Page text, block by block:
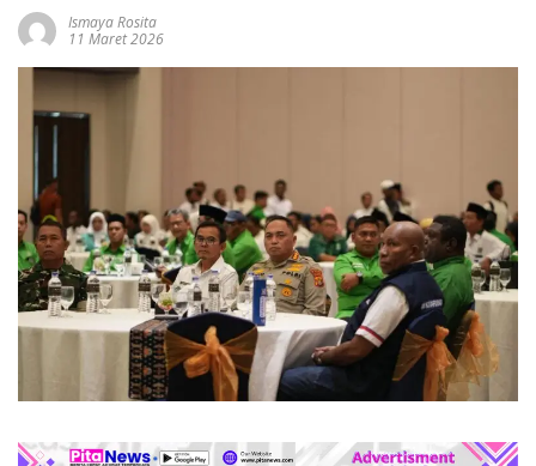
Ismaya Rosita
11 Maret 2026